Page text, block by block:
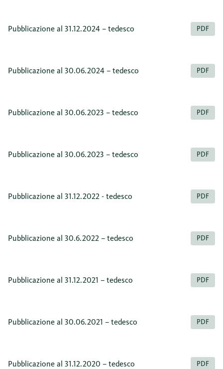
Pubblicazione al 31.12.2024 – tedesco PDF
Pubblicazione al 30.06.2024 – tedesco PDF
Pubblicazione al 30.06.2023 – tedesco PDF
Pubblicazione al 30.06.2023 – tedesco PDF
Pubblicazione al 31.12.2022 - tedesco PDF
Pubblicazione al 30.6.2022 – tedesco PDF
Pubblicazione al 31.12.2021 – tedesco PDF
Pubblicazione al 30.06.2021 – tedesco PDF
Pubblicazione al 31.12.2020 – tedesco PDF